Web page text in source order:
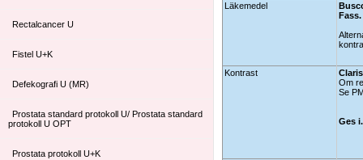
Rectalcancer U
Fistel U+K
Defekografi U (MR)
Prostata standard protokoll U/ Prostata standard
protokoll U OPT
Prostata protokoll U+K
Läkemedel
Fass.
Kontrast
Om
Se
Ges